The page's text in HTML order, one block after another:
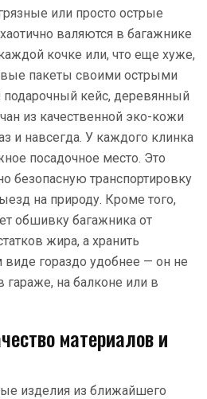
или просто острые
валяются в багажнике
кочке или, что еще хуже,
пакеты своими острыми
кейс, деревянный
из качественной эко-кожи
и навсегда. У каждого клинка
посадочное место. Это
безопасную транспортировку
на природу. Кроме того,
обшивку багажника от
жира, а хранить
виде гораздо удобнее — он не
гараже, на балконе или в
материалов и
изделия из ближайшего